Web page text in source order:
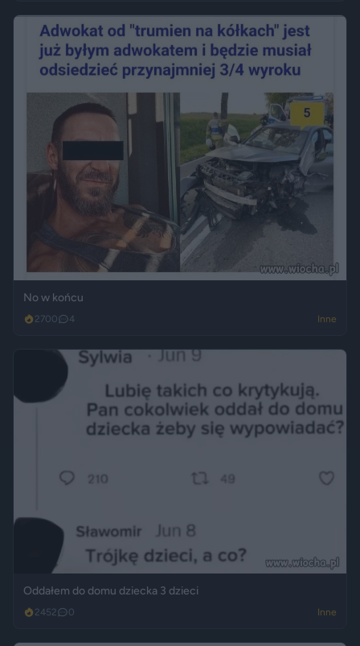
No w końcu
2700 4 Inne
Oddałem do domu dziecka 3 dzieci
2452 0 Inne